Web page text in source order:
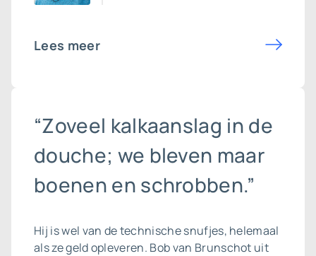
Lees meer
“Zoveel kalkaanslag in de
douche; we bleven maar
boenen en schrobben.”
Hij is wel van de technische snufjes, helemaal
als ze geld opleveren. Bob van Brunschot uit